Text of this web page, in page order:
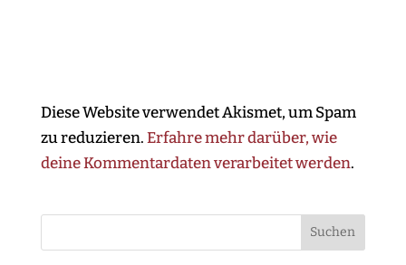
Diese Website verwendet Akismet, um Spam
zu reduzieren.Erfahre mehr darüber, wie
deine Kommentardaten verarbeitet werden.